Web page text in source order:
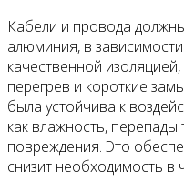
Кабели и провода
алюминия, в
качественной
перегрев и короткие
была устойчива к
как влажность,
повреждения. Это
снизит необходимость в